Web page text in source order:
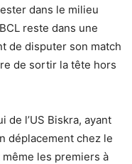
dans le milieu
reste dans une
de disputer son match
de sortir la tête hors
de l’US Biskra, ayant
déplacement chez le
même les premiers à